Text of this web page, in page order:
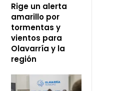
Rige un alerta
amarillo por
tormentas y
vientos para
Olavarría y la
región